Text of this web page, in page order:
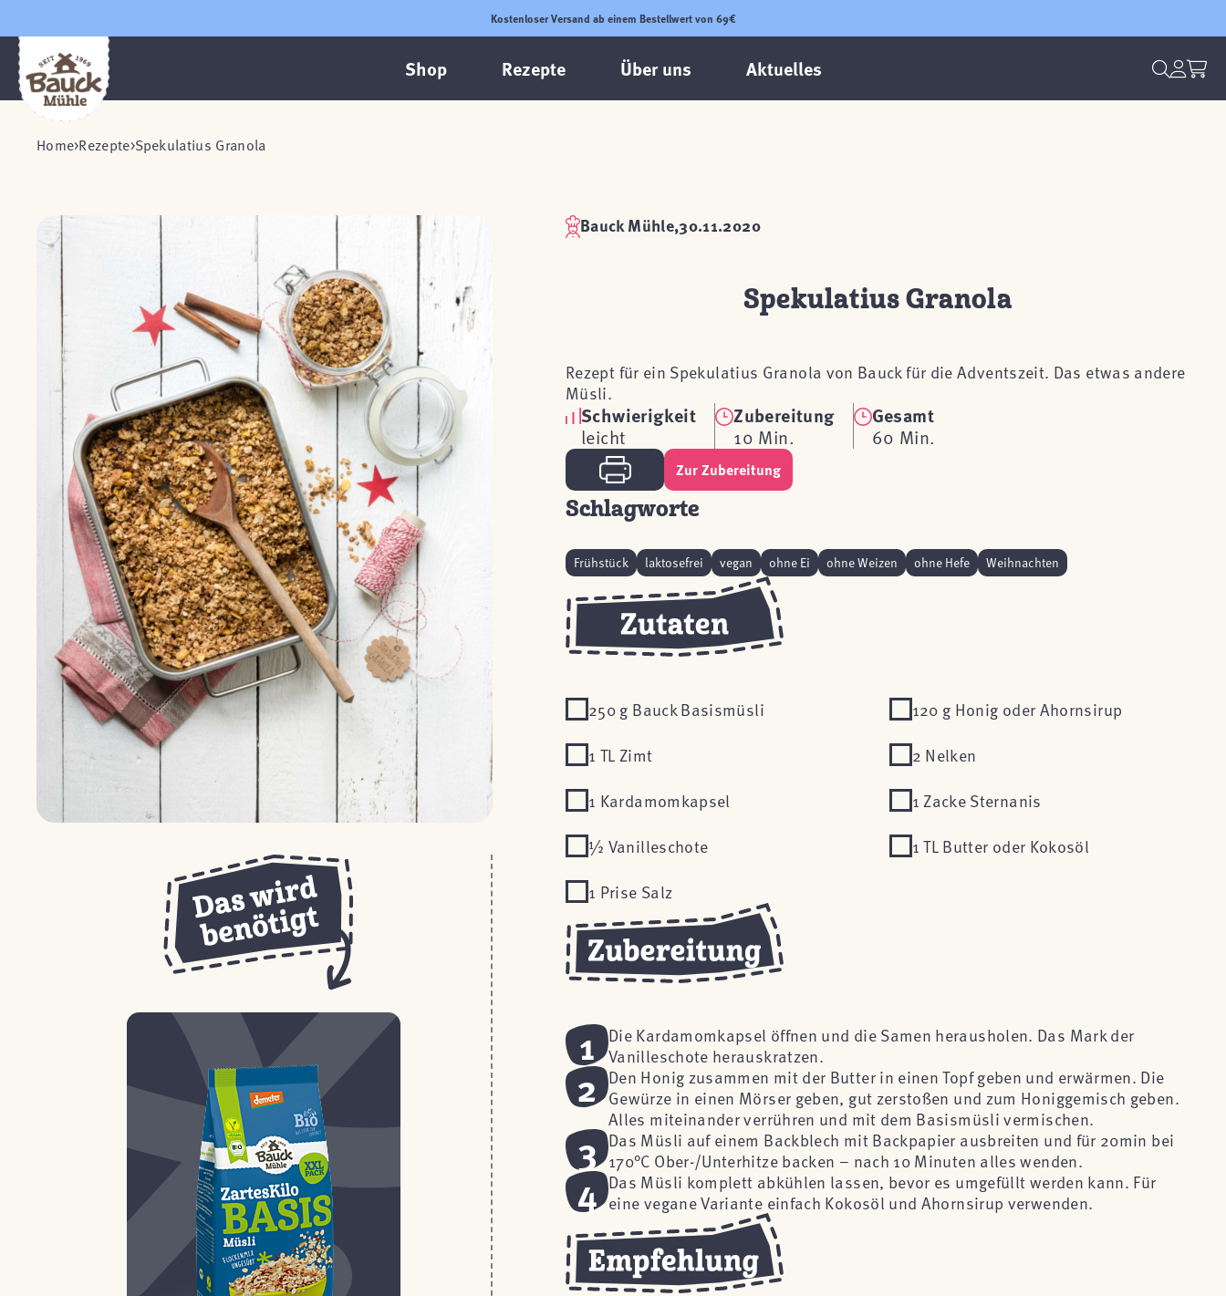
Kostenloser Versand ab einem Bestellwert von 69€
Shop Rezepte Über uns Aktuelles
Home Rezepte Spekulatius Granola
Bauck Mühle,30.11.2020
Spekulatius Granola
Rezept für ein Spekulatius Granola von Bauck für die Adventszeit. Das etwas andere
Müsli.
Schwierigkeit
leicht
Zubereitung
10 Min.
Gesamt
60 Min.
Zur Zubereitung
Schlagworte
Frühstück laktosefrei vegan ohne Ei ohne Weizen ohne Hefe Weihnachten
250 g Bauck Basismüsli
120 g Honig oder Ahornsirup
1 TL Zimt
2 Nelken
1 Kardamomkapsel
1 Zacke Sternanis
½ Vanilleschote
1 TL Butter oder Kokosöl
1 Prise Salz
1
Die Kardamomkapsel öffnen und die Samen herausholen. Das Mark der
Vanilleschote herauskratzen.
2 Den Honig zusammen mit der Butter in einen Topf geben und erwärmen. Die
Gewürze in einen Mörser geben, gut zerstoßen und zum Honiggemisch geben.
Alles miteinander verrühren und mit dem Basismüsli vermischen.
3 Das Müsli auf einem Backblech mit Backpapier ausbreiten und für 20min bei
170°C Ober-/Unterhitze backen – nach 10 Minuten alles wenden.
4 Das Müsli komplett abkühlen lassen, bevor es umgefüllt werden kann. Für
eine vegane Variante einfach Kokosöl und Ahornsirup verwenden.